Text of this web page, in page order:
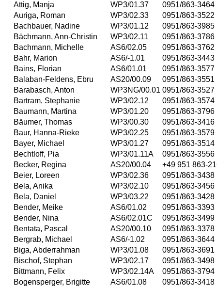
Attig, Manja
WP3/01.37
0951/863-3464
Auriga, Roman
WP3/02.33
0951/863-3522
Bachbauer, Nadine
WP3/01.12
0951/863-3985
Bächmann, Ann-Christin
WP3/02.11
0951/863-3786
Bachmann, Michelle
AS6/02.05
0951/863-3762
Bahr, Marion
AS6/-1.01
0951/863-3443
Bains, Florian
AS6/01.01
0951/863-3577
Balaban-Feldens, Ebru
AS20/00.09
0951/863-3551
Barabasch, Anton
WP3NG/00.01 0951/863-3527
Bartram, Stephanie
WP3/02.12
0951/863-3574
Baumann, Martina
WP3/01.20
0951/863-3796
Bäumer, Thomas
WP3/00.30
0951/863-3416
Baur, Hanna-Rieke
WP3/02.25
0951/863-3579
Bayer, Michael
WP3/01.27
0951/863-3514
Bechtloff, Pia
WP3/01.11A
0951/863-3556
Becker, Regina
AS20/00.04
+49 951 863-
Beier, Loreen
WP3/02.36
0951/863-3438
Bela, Anika
WP3/02.10
0951/863-3456
Bela, Daniel
WP3/03.22
0951/863-3428
Bender, Meike
AS6/01.02
0951/863-3393
Bender, Nina
AS6/02.01C
0951/863-3499
Bentata, Pascal
AS20/00.10
0951/863-3378
Bergrab, Michael
AS6/-1.02
0951/863-3644
Biga, Abderrahman
WP3/01.08
0951/863-3691
Bischof, Stephan
WP3/02.17
0951/863-3498
Bittmann, Felix
WP3/02.14A
0951/863-3794
Bogensperger, Brigitte
AS6/01.08
0951/863-3418